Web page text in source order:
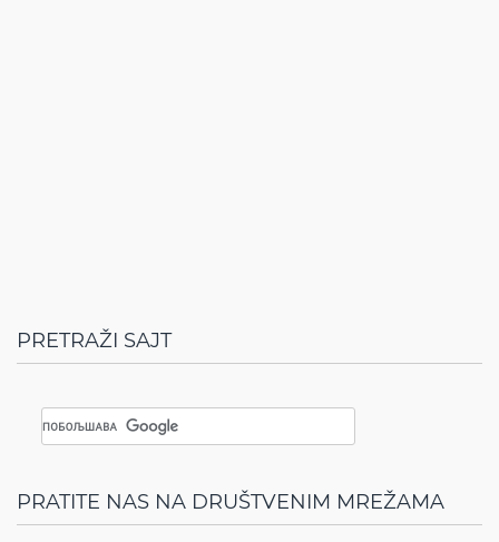
PRETRAŽI SAJT
PRATITE NAS NA DRUŠTVENIM MREŽAMA